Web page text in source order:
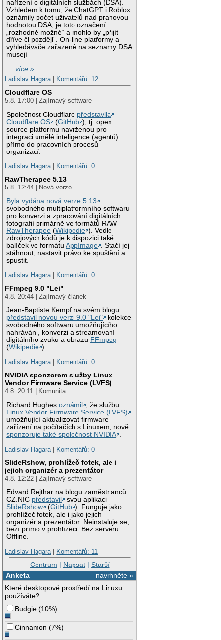
nařízení o digitálních službách (DSA).
Vzhledem k tomu, že ChatGPT i Roblox
oznámily počet uživatelů nad prahovou
hodnotou DSA, je toto označení
„rozhodně možné“ a mohlo by „přijít
dříve či později“. On-line platformy a
vyhledávače zařazené na seznamy DSA
musejí
…více »
Ladislav Hagara| Komentářů: 12
Cloudflare OS
5.8. 17:00 | Zajímavý software
Společnost Cloudflare představila
Cloudflare OS
(GitHub ), tj. open
source platformu navrženou pro
integraci umělé inteligence (agentů)
přímo do pracovních procesů
organizací.
Ladislav Hagara| Komentářů: 0
RawTherapee 5.13
5.8. 12:44 | Nová verze
Byla vydána nová verze 5.13
svobodného multiplatformního softwaru
pro konverzi a zpracování digitálních
fotografií primárně ve formátů RAW
RawTherapee (Wikipedie ). Vedle
zdrojových kódů je k dispozici také
balíček ve formátuAppImage . Stačí jej
stáhnout, nastavit právo ke spuštění a
spustit.
Ladislav Hagara| Komentářů: 0
FFmpeg 9.0 "Lei"
4.8. 20:44 | Zajímavý článek
Jean-Baptiste Kempf na svém blogu
představil novou verzi 9.0 "Lei"
kolekce
svobodného softwaru umožňujícího
nahrávání, konverzi a streamovaní
digitálního zvuku a obrazu FFmpeg
(Wikipedie ).
Ladislav Hagara| Komentářů: 0
NVIDIA sponzorem služby Linux
Vendor Firmware Service (LVFS)
4.8. 20:11 | Komunita
Richard Hughesoznámil
, že službu
Linux Vendor Firmware Service (LVFS)
umožňující aktualizovat firmware
zařízení na počítačích s Linuxem, nově
sponzoruje také společnost NVIDIA .
Ladislav Hagara| Komentářů: 0
SlideRshow, prohlížeč fotek, ale i
jejich organizér a prezentátor
4.8. 12:22 | Zajímavý software
Edvard Rejthar na blogu zaměstnanců
CZ.NIC představil
svou aplikaci
SlideRshow
(GitHub ). Funguje jako
prohlížeč fotek, ale i jako jejich
organizér a prezentátor. Neinstaluje se,
běží přímo v prohlížeči. Bez serveru.
Offline.
Ladislav Hagara| Komentářů: 11
Centrum | Napsat| Starší
navrhněte »
Anketa
Které desktopové prostředí na Linuxu
používáte?
Budgie (10%)
Cinnamon (7%)